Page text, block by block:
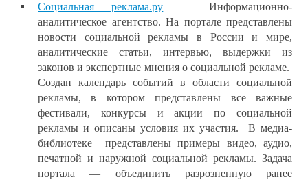
Социальная реклама.ру — Информационно-
аналитическое агентство. На портале представлены
новости социальной рекламы в России и мире,
аналитические статьи, интервью, выдержки из
законов и экспертные мнения о социальной рекламе.
Создан календарь событий в области социальной
рекламы, в котором представлены все важные
фестивали, конкурсы и акции по социальной
рекламы и описаны условия их участия. В медиа-
библиотеке представлены примеры видео, аудио,
печатной и наружной социальной рекламы. Задача
портала — объединить разрозненную ранее